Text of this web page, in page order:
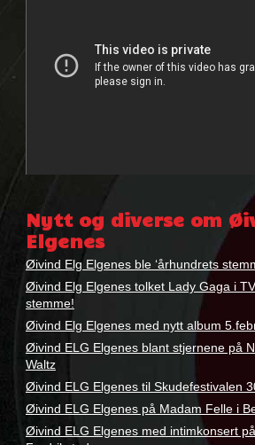
Øivind
Elg
Elgenes
Nytt og diverse om
Elgenes
Øivind Elg Elgenes ble ‘århundrets
Øivind Elg Elgenes tolket Lady Gaga i
stemme!
Øivind Elg Elgenes med nytt album
Øivind ELG Elgenes blant stjernene på
Waltz
Øivind ELG Elgenes til Skudefestivalen
Øivind ELG Elgenes på Madam Felle i
Øivind ELG Elgenes med intimkonsert